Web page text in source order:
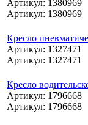
Артикул: 1380969
Артикул: 1380969
Кресло
Артикул: 1327471
Артикул: 1327471
Кресло
Артикул: 1796668
Артикул: 1796668